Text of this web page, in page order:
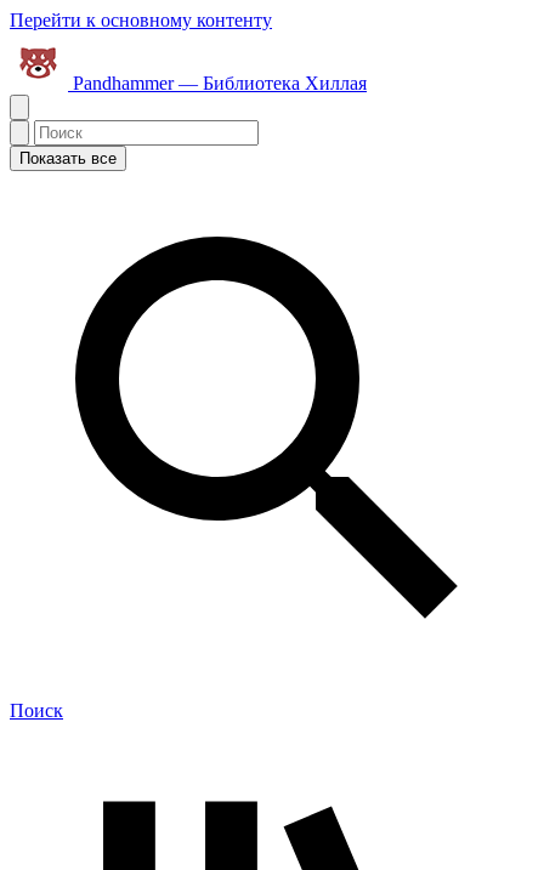
Перейти к основному контенту
Pandhammer — Библиотека Хиллая
Показать все
Поиск